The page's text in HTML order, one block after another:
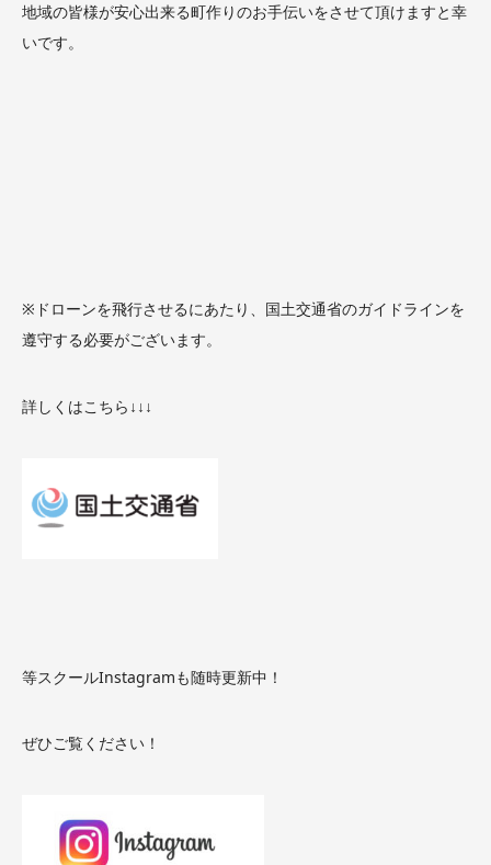
地域の皆様が安心出来る町作りのお手伝いをさせて頂けますと幸
いです。
※ドローンを飛行させるにあたり、国土交通省のガイドラインを
遵守する必要がございます。
詳しくはこちら↓↓↓
等スクールInstagramも随時更新中！
ぜひご覧ください！